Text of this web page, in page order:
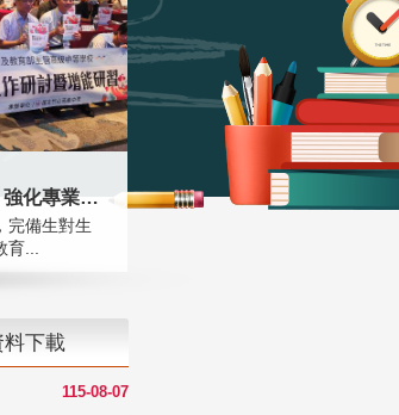
落實校園霸凌防制教育 強化專業知能
完備生對生
...
料下載
115-08-07